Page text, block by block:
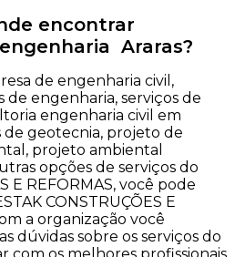
encontrar
Araras?
de engenharia civil,
engenharia, serviços de
engenharia civil em
de geotecnia, projeto de
projeto ambiental
opções de serviços do
E REFORMAS, você pode
CONSTRUÇÕES E
a organização você
dúvidas sobre os serviços do
com os melhores profissionais